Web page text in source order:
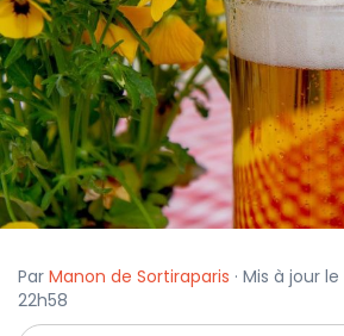
Par Manon de Sortiraparis · Mis à jour
22h58